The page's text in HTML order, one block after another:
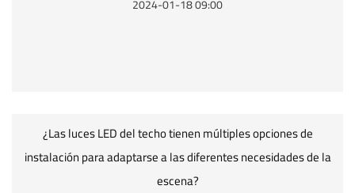
2024-01-18 09:00
¿Las luces LED del techo tienen múltiples opciones de
instalación para adaptarse a las diferentes necesidades de la
escena?